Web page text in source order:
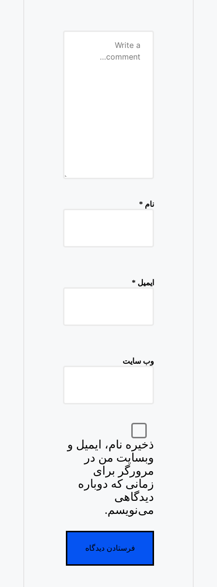
نام *
ایمیل *
وب‌ سایت
ذخیره نام، ایمیل و
وبسایت من در
مرورگر برای
زمانی که دوباره
دیدگاهی
می‌نویسم.